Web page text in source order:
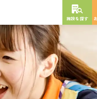
施設を探す